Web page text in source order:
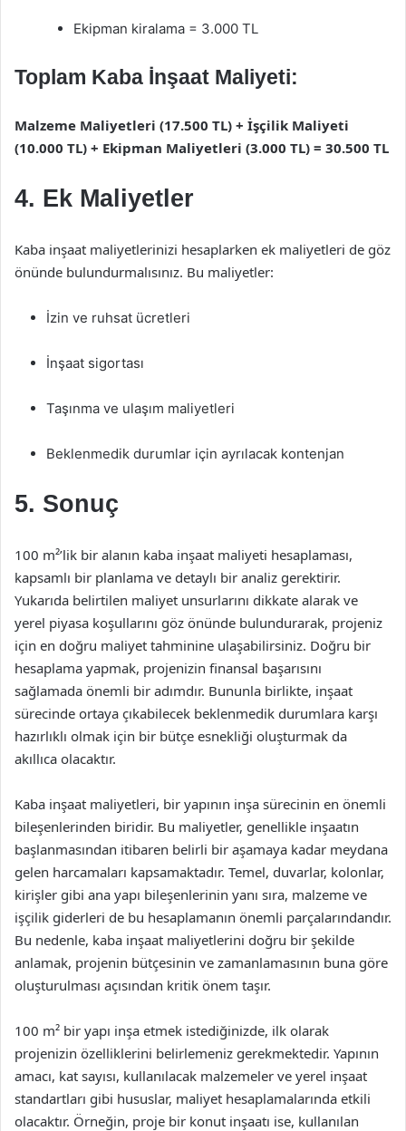
Ekipman kiralama = 3.000 TL
Toplam Kaba İnşaat Maliyeti:
Malzeme Maliyetleri (17.500 TL) + İşçilik Maliyeti
(10.000 TL) + Ekipman Maliyetleri (3.000 TL) = 30.500 TL
4. Ek Maliyetler
Kaba inşaat maliyetlerinizi hesaplarken ek maliyetleri de göz
önünde bulundurmalısınız. Bu maliyetler:
İzin ve ruhsat ücretleri
İnşaat sigortası
Taşınma ve ulaşım maliyetleri
Beklenmedik durumlar için ayrılacak kontenjan
5. Sonuç
100 m²’lik bir alanın kaba inşaat maliyeti hesaplaması,
kapsamlı bir planlama ve detaylı bir analiz gerektirir.
Yukarıda belirtilen maliyet unsurlarını dikkate alarak ve
yerel piyasa koşullarını göz önünde bulundurarak, projeniz
için en doğru maliyet tahminine ulaşabilirsiniz. Doğru bir
hesaplama yapmak, projenizin finansal başarısını
sağlamada önemli bir adımdır. Bununla birlikte, inşaat
sürecinde ortaya çıkabilecek beklenmedik durumlara karşı
hazırlıklı olmak için bir bütçe esnekliği oluşturmak da
akıllıca olacaktır.
Kaba inşaat maliyetleri, bir yapının inşa sürecinin en önemli
bileşenlerinden biridir. Bu maliyetler, genellikle inşaatın
başlanmasından itibaren belirli bir aşamaya kadar meydana
gelen harcamaları kapsamaktadır. Temel, duvarlar, kolonlar,
kirişler gibi ana yapı bileşenlerinin yanı sıra, malzeme ve
işçilik giderleri de bu hesaplamanın önemli parçalarındandır.
Bu nedenle, kaba inşaat maliyetlerini doğru bir şekilde
anlamak, projenin bütçesinin ve zamanlamasının buna göre
oluşturulması açısından kritik önem taşır.
100 m² bir yapı inşa etmek istediğinizde, ilk olarak
projenizin özelliklerini belirlemeniz gerekmektedir. Yapının
amacı, kat sayısı, kullanılacak malzemeler ve yerel inşaat
standartları gibi hususlar, maliyet hesaplamalarında etkili
olacaktır. Örneğin, proje bir konut inşaatı ise, kullanılan